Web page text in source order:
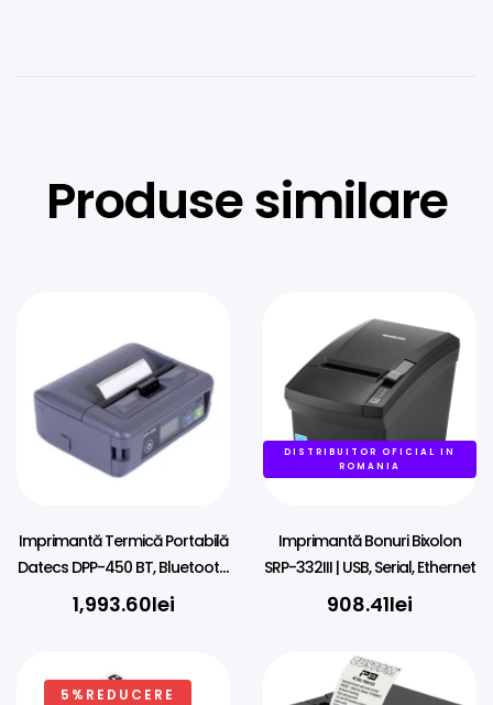
Produse similare
Imprimantă Termică Portabilă
Datecs DPP-450 BT, Bluetooth,
80mm
1,993.60lei
DISTRIBUITOR OFICIAL IN
ROMANIA
Imprimantă Bonuri Bixolon
SRP-332III | USB, Serial, Ethernet
908.41lei
5%REDUCERE